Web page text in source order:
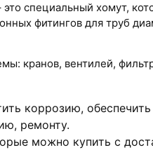
специальный хомут,
фитингов для труб
кранов, вентилей,
коррозию,
ремонту.
можно купить с